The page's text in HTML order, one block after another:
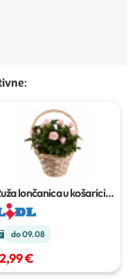
:
lončanica u košarici
do 09.08
€